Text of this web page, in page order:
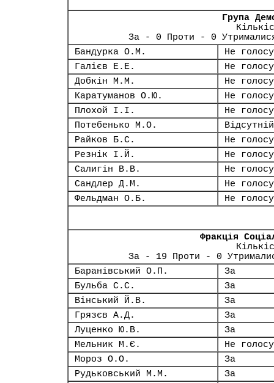
Група
За - 0 Проти - 0
Бандурка О.М.
Не
Галієв Е.Е.
Не
Добкін М.М.
Не
Каратуманов О.Ю.
Не
Плохой І.І.
Не
Потебенько М.О.
Відсутній
Райков Б.С.
Не
Резнік І.Й.
Не
Салигін В.В.
Не
Сандлер Д.М.
Не
Фельдман О.Б.
Не
Фракція
За - 19 Проти - 0
Баранівський О.П.
За
Бульба С.С.
За
Вінський Й.В.
За
Грязєв А.Д.
За
Луценко Ю.В.
За
Мельник М.Є.
Не
Мороз О.О.
За
Рудьковський М.М.
За